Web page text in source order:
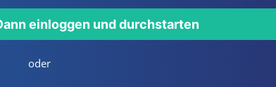
einloggen und durchstarten
oder